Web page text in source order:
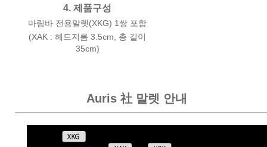
4. 제품구성
마림바 전용말렛(XKG) 1쌍 포함
(XAK : 헤드지름 3.5cm, 총 길이
35cm)
Auris 社 말렛 안내